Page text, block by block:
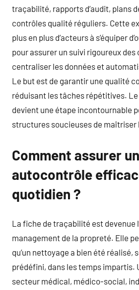
traçabilité, rapports d’audit, plans
contrôles qualité réguliers. Cette
plus en plus d’acteurs à s’équiper
pour assurer un suivi rigoureux des
centraliser les données et
Le but est de garantir une qualité
réduisant les tâches répétitives.
devient une étape incontournable
structures soucieuses de maîtriser
Comment assurer un
autocontrôle
quotidien ?
La fiche de traçabilité est devenue
management de la propreté. Elle
qu’un nettoyage a bien été réalisé,
prédéfini, dans les temps impartis.
secteur médical, médico-social,